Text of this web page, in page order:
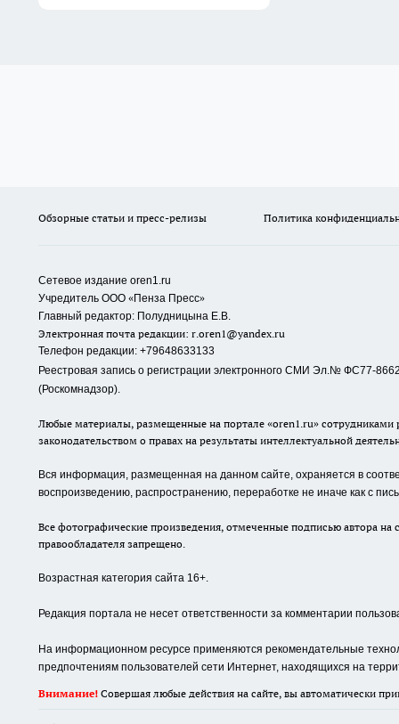
Обзорные статьи и пресс-релизы Политика
Сетевое издание oren1.ru
Учредитель ООО «Пенза Пресс»
Главный редактор: Полудницына Е.В.
Электронная почта редакции: r.oren1@yandex.ru
Телефон редакции: +79648633133
Реестровая запись о регистрации электронного СМИ Эл.№ ФС77-
(Роскомнадзор).
Любые материалы, размещенные на портале «oren1.ru» сотрудниками
законодательством о правах на результаты интеллектуальной
Вся информация, размещенная на данном сайте, охраняется в
воспроизведению, распространению, переработке не иначе как с
Все фотографические произведения, отмеченные подписью автора
правообладателя запрещено.
Возрастная категория сайта 16+.
Редакция портала не несет ответственности за комментарии
На информационном ресурсе применяются рекомендательные
предпочтениям пользователей сети Интернет, находящихся на
Внимание! Совершая любые действия на сайте, вы автоматически